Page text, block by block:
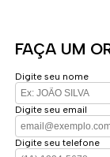
FAÇA UM
Digite seu nome
Digite seu email
Digite seu telefone